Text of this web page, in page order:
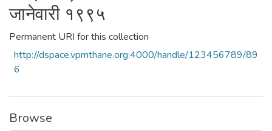
जानेवारी १९९५
Permanent URI for this collection
http://dspace.vpmthane.org:4000/handle/123456789/89
6
Browse